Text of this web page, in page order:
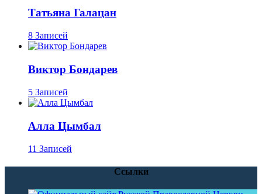
Татьяна Галацан
8 Записей
Виктор Бондарев
5 Записей
Алла Цымбал
11 Записей
Ссылки